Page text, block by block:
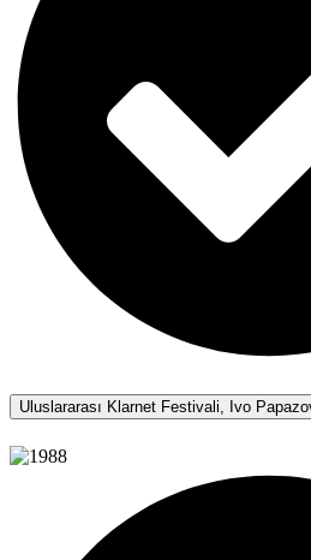
Uluslararası Klarnet Festivali, Ivo